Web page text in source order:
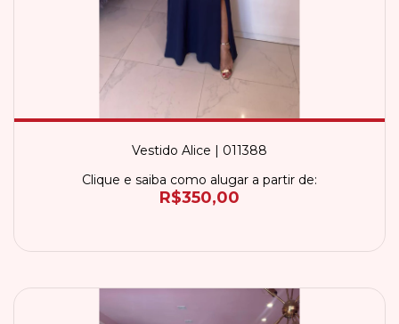
Vestido Alice | 011388
Clique e saiba como alugar a partir de:
R$350,00